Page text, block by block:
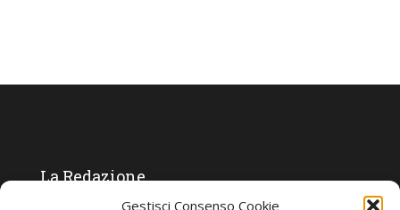
Gestisci Consenso Cookie
La Redazione